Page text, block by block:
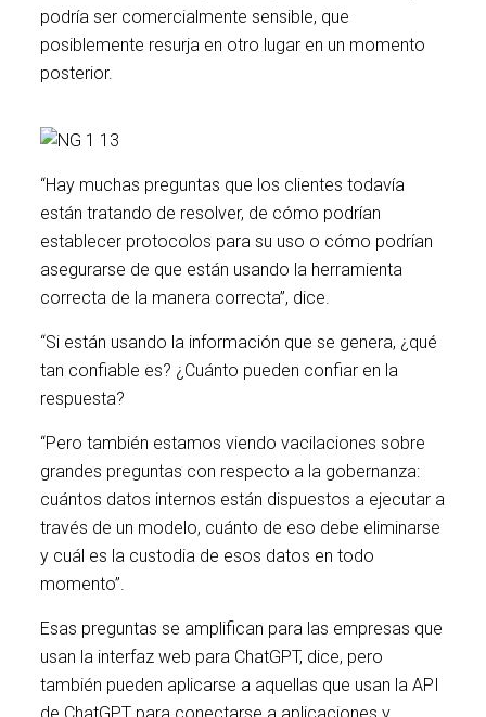
podría ser comercialmente sensible, que
posiblemente resurja en otro lugar en un momento
posterior.
“Hay muchas preguntas que los clientes todavía
están tratando de resolver, de cómo podrían
establecer protocolos para su uso o cómo podrían
asegurarse de que están usando la herramienta
correcta de la manera correcta”, dice.
“Si están usando la información que se genera, ¿qué
tan confiable es? ¿Cuánto pueden confiar en la
respuesta?
“Pero también estamos viendo vacilaciones sobre
grandes preguntas con respecto a la gobernanza:
cuántos datos internos están dispuestos a ejecutar a
través de un modelo, cuánto de eso debe eliminarse
y cuál es la custodia de esos datos en todo
momento”.
Esas preguntas se amplifican para las empresas que
usan la interfaz web para ChatGPT, dice, pero
también pueden aplicarse a aquellas que usan la API